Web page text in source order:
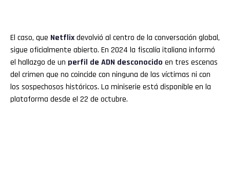
El caso, que Netflixdevolvió al centro de la conversación global,
sigue oficialmente abierto. En 2024 la fiscalía italiana informó
el hallazgo de un perfil de ADN desconocido en tres escenas
del crimen que no coincide con ninguna de las víctimas ni con
los sospechosos históricos. La miniserie está disponible en la
plataforma desde el 22 de octubre.